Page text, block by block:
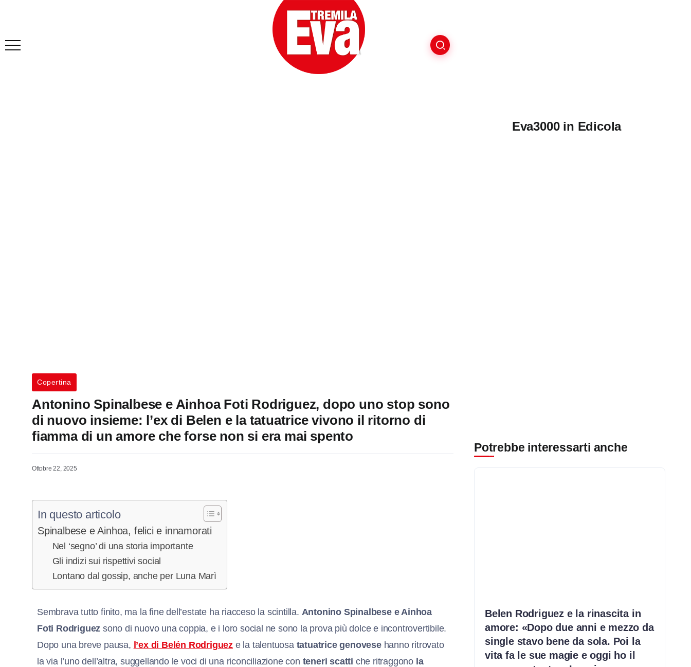
Copertina
Antonino Spinalbese e Ainhoa Foti Rodriguez, dopo uno stop sono
di nuovo insieme: l’ex di Belen e la tatuatrice vivono il ritorno di
fiamma di un amore che forse non si era mai spento
Ottobre 22, 2025
In questo articolo
Spinalbese e Ainhoa, felici e innamorati
Nel ‘segno’ di una storia importante
Gli indizi sui rispettivi social
Lontano dal gossip, anche per Luna Marì
Sembrava tutto finito, ma la fine dell’estate ha riacceso la scintilla. Antonino Spinalbese e Ainhoa
Foti Rodriguez sono di nuovo una coppia, e i loro social ne sono la prova più dolce e incontrovertibile.
Dopo una breve pausa, l’ex di Belén Rodriguez e la talentuosa tatuatrice genovesehanno ritrovato
la via l’uno dell’altra, suggellando le voci di una riconciliazione con teneri scatti che ritraggono la
Eva3000 in Edicola
Potrebbe interessarti anche
Belen Rodriguez e la rinascita in
amore: «Dopo due anni e mezzo da
single stavo bene da sola. Poi la
vita fa le sue magie e oggi ho il